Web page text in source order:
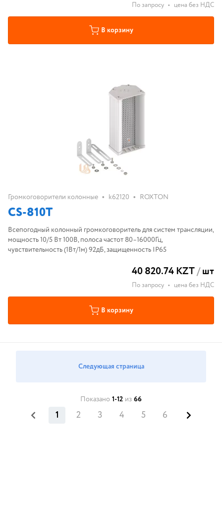
По запросу • цена без НДС
В корзину
Громкоговорители колонные • k62120 • ROXTON
CS-810T
Всепогодный колонный громкоговоритель для систем трансляции,
мощность 10/5 Вт 100В, полоса частот 80–16000Гц,
чувствительность (1Вт/1м) 92дБ, защищенность IP65
40 820.74 KZT/шт
По запросу • цена без НДС
В корзину
Следующая страница
Показано 1-12 из 66
1 2 3 4 5 6